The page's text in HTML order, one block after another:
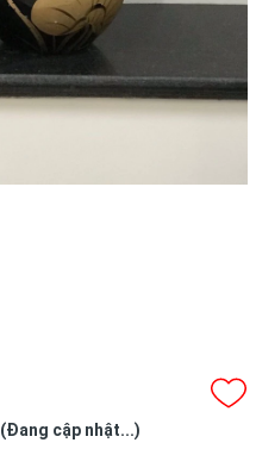
(Đang cập nhật...)